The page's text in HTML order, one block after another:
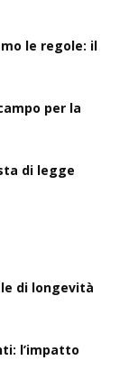
le regole: il
per la
di legge
di longevità
l’impatto